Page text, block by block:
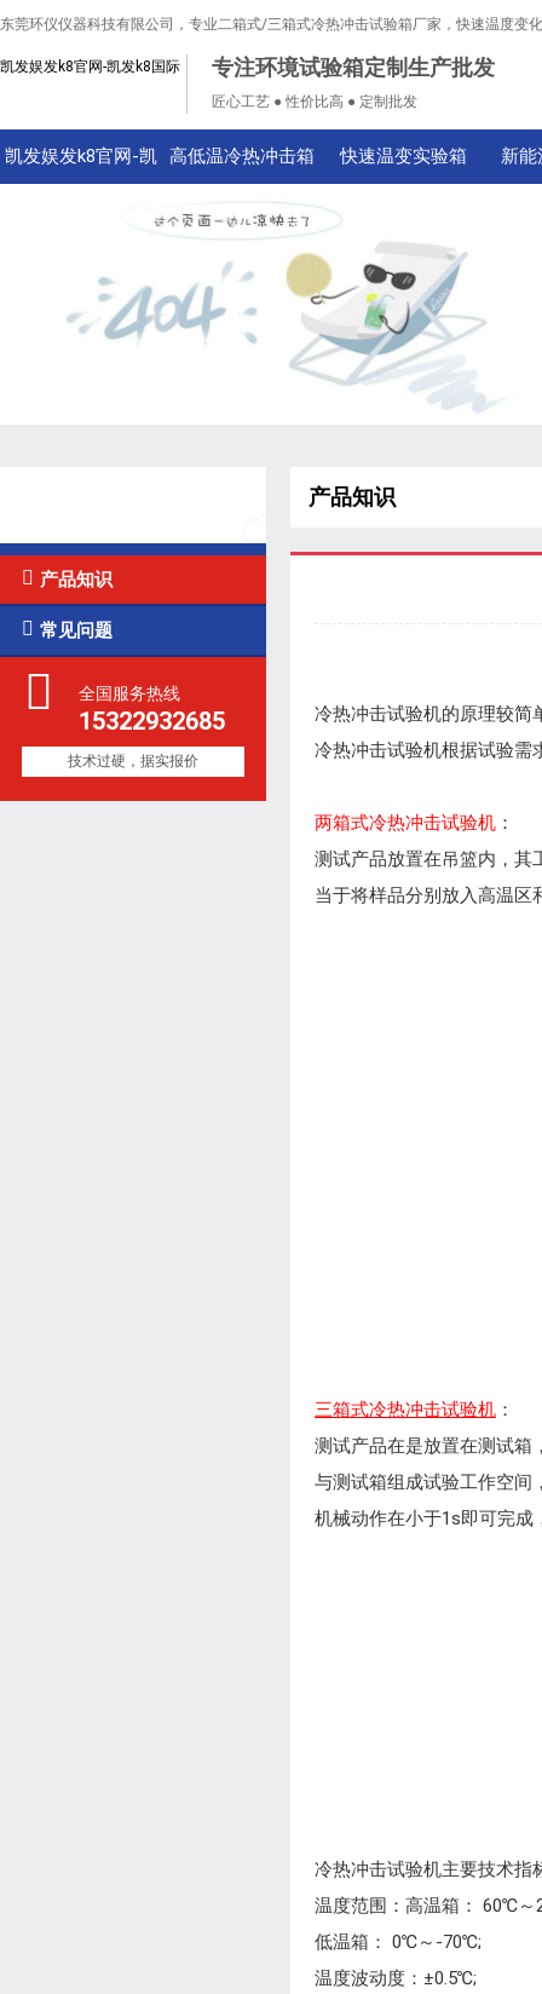
东莞环仪仪器科技有限公司，专业二箱式/三箱式冷热冲击试验箱厂家，快速温度变
凯发娱发k8官网-凯发k8国际 专注环境试验箱定制生产批发
匠心工艺 ● 性价比高 ● 定制批发
凯发娱发k8官网-凯 高低温冷热冲击箱 快速温变实验箱 新
 产品知识
 常见问题
全国服务热线
15322932685
技术过硬，据实报价
产品知识
冷热冲击试验机的原理较简
冷热冲击试验机根据试验需
两箱式冷热冲击试验机 ：
测试产品放置在吊篮内，其
当于将样品分别放入高温区
三箱式冷热冲击试验机 ：
测试产品在是放置在测试箱
与测试箱组成试验工作空间
机械动作在小于1s即可完
冷热冲击试验机主要技术指
温度范围：高温箱： 60℃～
低温箱： 0℃～-70℃;
温度波动度：±0.5℃;